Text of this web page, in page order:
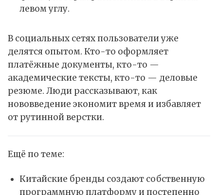
левом углу.
В социальных сетях пользователи уже
делятся опытом. Кто-то оформляет
платёжные документы, кто-то —
академические тексты, кто-то — деловые
резюме. Люди рассказывают, как
нововведение экономит время и избавляет
от рутинной верстки.
Ещё по теме:
Китайские бренды создают собственную
программную платформу и постепенно